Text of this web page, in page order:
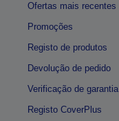
Ofertas mais recentes
Promoções
Registo de produtos
Devolução de pedido
Verificação de garantia
Registo CoverPlus